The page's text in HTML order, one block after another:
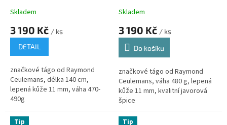
Skladem
3 190 Kč / ks
DETAIL
značkové tágo od Raymond
Ceulemans, délka 140 cm,
lepená kůže 11 mm, váha 470-
490g
Skladem
3 190 Kč / ks
Do košíku
značkové tágo od Raymond
Ceulemans, váha 480 g, lepená
kůže 11 mm, kvalitní javorová
špice
Tip Tip